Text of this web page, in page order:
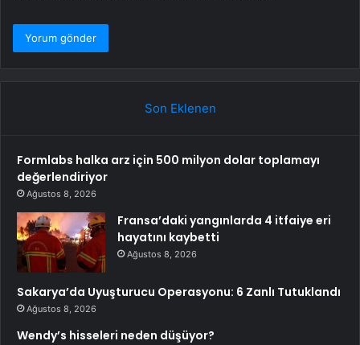
Son Eklenen
Formlabs halka arz için 500 milyon dolar toplamayı
değerlendiriyor
Ağustos 8, 2026
Fransa’daki yangınlarda 4 itfaiye eri
hayatını kaybetti
Ağustos 8, 2026
Sakarya’da Uyuşturucu Operasyonu: 6 Zanlı Tutuklandı
Ağustos 8, 2026
Wendy’s hisseleri neden düşüyor?